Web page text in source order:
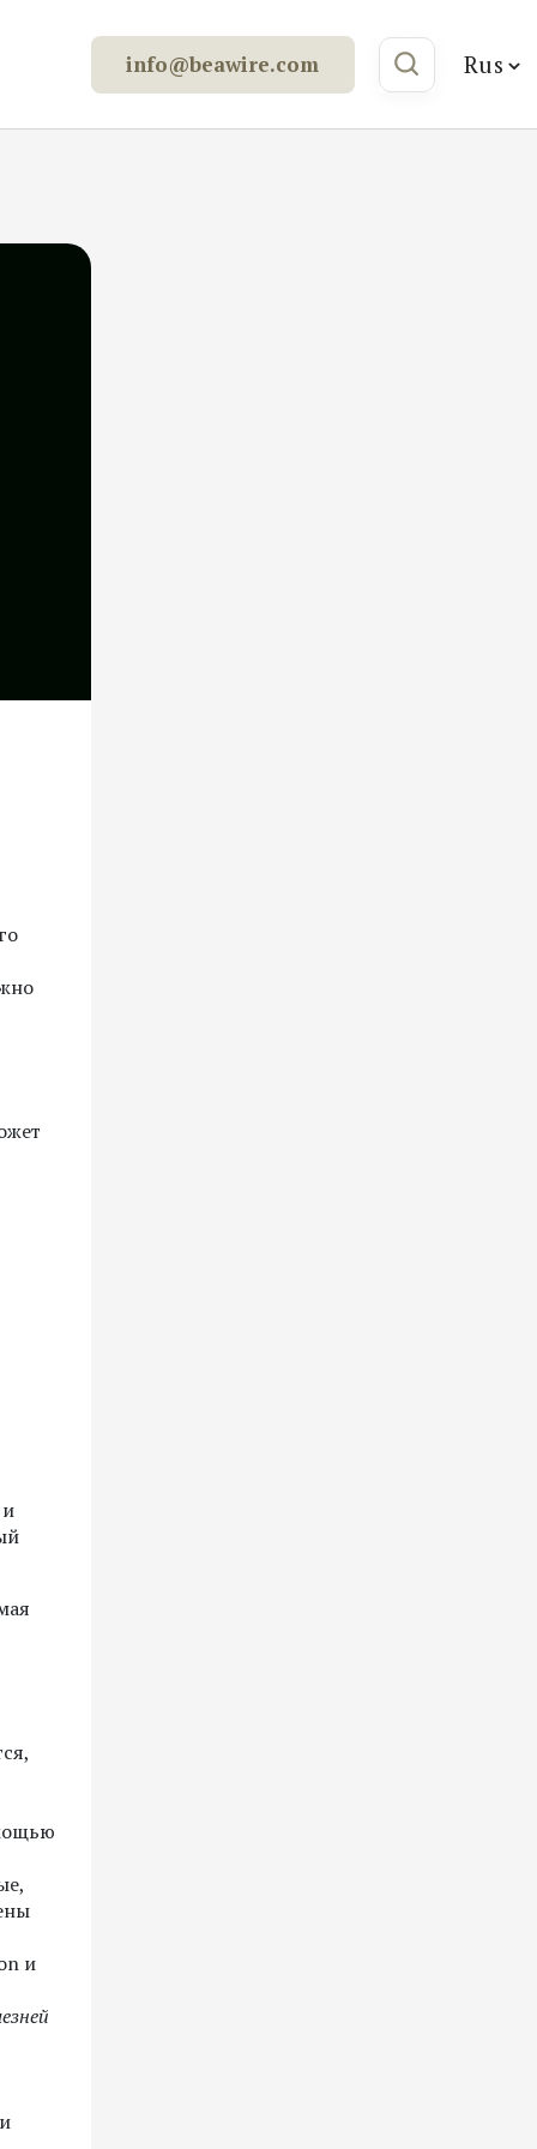
info@beawire.com Rus
и